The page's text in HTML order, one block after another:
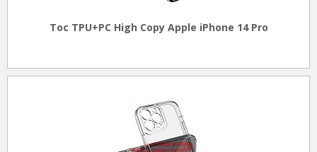
Toc TPU+PC High Copy Apple iPhone 14 Pro